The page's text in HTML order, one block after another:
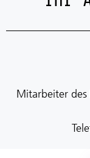
Mitarbeiter des